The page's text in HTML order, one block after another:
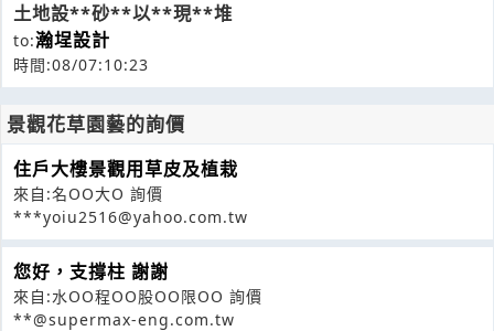
土地設**砂**以**現**堆
to:瀚埕設計
時間:08/07:10:23
景觀花草園藝的詢價
住戶大樓景觀用草皮及植栽
來自:名OO大O 詢價
***yoiu2516@yahoo.com.tw
您好，支撐柱 謝謝
來自:水OO程OO股OO限OO 詢價
**@supermax-eng.com.tw